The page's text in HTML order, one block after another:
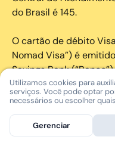
do Brasil é 145.
O cartão de débito
Nomad Visa”) é
Savings Bank
da Visa U.S.A. Inc. A
bancários para o
única e
atendimento ao
Cartão de Débito
Utilizamos cookies para
serviços. Você pode optar
necessários ou escolher
Gerenciar